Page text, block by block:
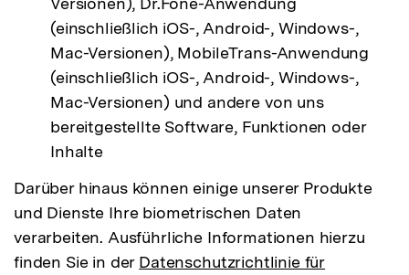
(einschließlich iOS-, Android-, Windows-,
Mac-Versionen), MobileTrans-Anwendung
(einschließlich iOS-, Android-, Windows-,
Mac-Versionen) und andere von uns
bereitgestellte Software, Funktionen oder
Inhalte
Darüber hinaus können einige unserer Produkte
und Dienste Ihre biometrischen Daten
verarbeiten. Ausführliche Informationen hierzu
finden Sie in der Datenschutzrichtlinie für